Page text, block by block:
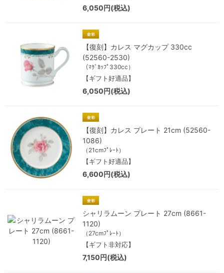
6,050円(税込)
【復刻】カレス マグカップ 330cc
(52560-2530)
（ﾏｸﾞｶｯﾌﾟ330cc）
【ギフト好適品】
6,050円(税込)
【復刻】カレス プレート 21cm (52560-
1086)
（21cmﾌﾟﾚｰﾄ）
【ギフト好適品】
6,600円(税込)
シャリラムーン プレート 27cm (8661-
1120)
（27cmﾌﾟﾚｰﾄ）
【ギフト非対応】
7,150円(税込)